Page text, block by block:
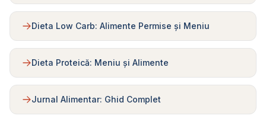
Dieta Low Carb: Alimente Permise și Meniu
Dieta Proteică: Meniu și Alimente
Jurnal Alimentar: Ghid Complet